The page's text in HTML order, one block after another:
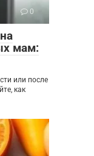
0
мам:
или после
как